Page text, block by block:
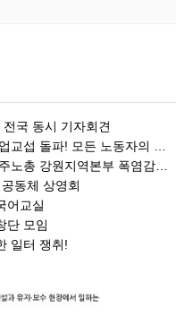
국 동시 기자회견
노동기본권 쟁취! 민주노총 7.15 총파업대회
지역본부 폭염감시단 선포 기자회견
동체 상영회
어교실
단 모임
일터 쟁취!